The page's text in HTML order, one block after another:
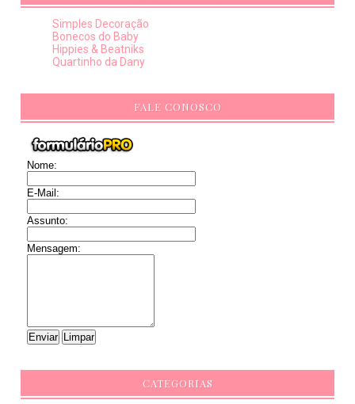
Simples Decoração
Bonecos do Baby
Hippies & Beatniks
Quartinho da Dany
FALE CONOSCO
Nome:
E-Mail:
Assunto:
Mensagem:
CATEGORIAS